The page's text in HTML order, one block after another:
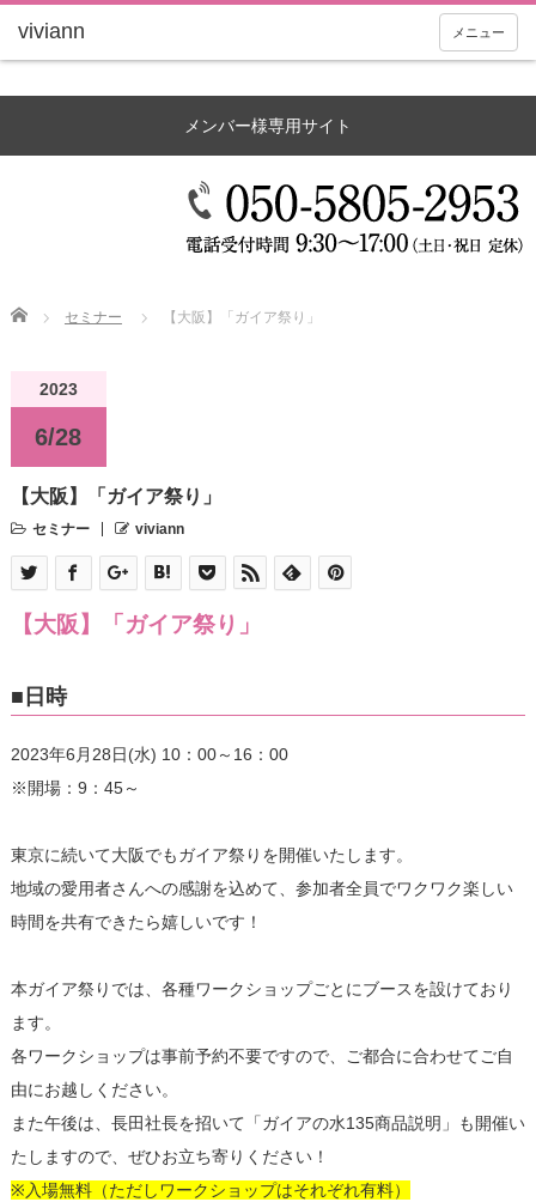
メニュー
メンバー様専用サイト
Home セミナー 【大阪】「ガイア祭り」
2023
6/28
【大阪】「ガイア祭り」
セミナー viviann
【大阪】「ガイア祭り」
■日時
2023年6月28日(水) 10：00～16：00
※開場：9：45～
東京に続いて大阪でもガイア祭りを開催いたします。
地域の愛用者さんへの感謝を込めて、参加者全員でワクワク楽しい
時間を共有できたら嬉しいです！
本ガイア祭りでは、各種ワークショップごとにブースを設けており
ます。
各ワークショップは事前予約不要ですので、ご都合に合わせてご自
由にお越しください。
また午後は、長田社長を招いて「ガイアの水135商品説明」も開催い
たしますので、ぜひお立ち寄りください！
※入場無料（ただしワークショップはそれぞれ有料）